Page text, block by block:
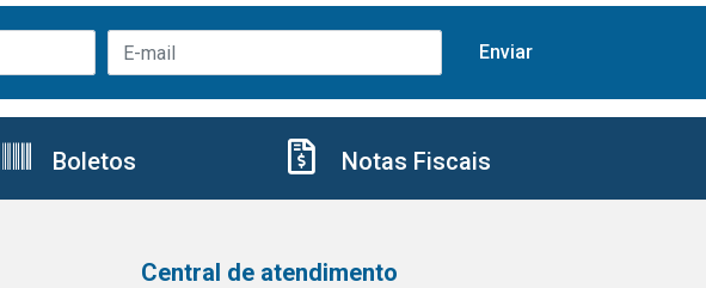
Boletos Notas Fiscais
Central de atendimento